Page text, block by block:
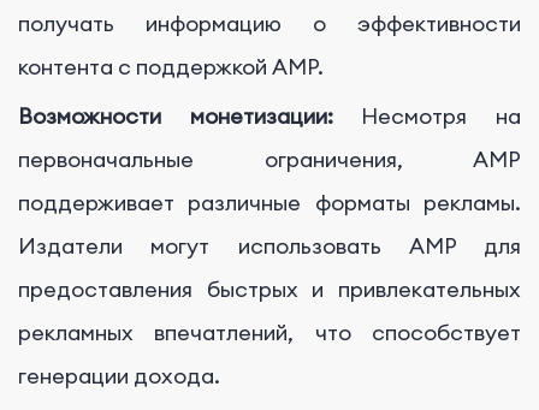
получать информацию о эффективности
контента с поддержкой AMP.
Возможности монетизации:Несмотря на
первоначальные ограничения, AMP
поддерживает различные форматы рекламы.
Издатели могут использовать AMP для
предоставления быстрых и привлекательных
рекламных впечатлений, что способствует
генерации дохода.